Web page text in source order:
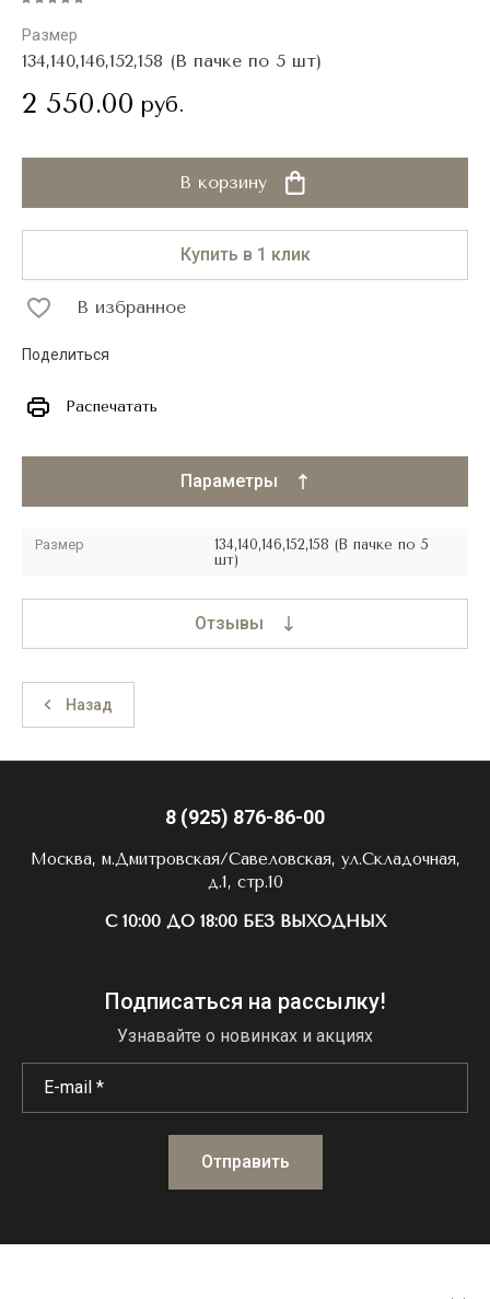
Размер
134,140,146,152,158 (В пачке по 5 шт)
2 550.00 руб.
В корзину
Купить в 1 клик
В избранное
Поделиться
Распечатать
Параметры
Размер
134,140,146,152,158 (В пачке по 5
шт)
Отзывы
Назад
8 (925) 876-86-00
Москва, м.Дмитровская/Савеловская, ул.Складочная,
д.1, стр.10
С 10:00 ДО 18:00 БЕЗ ВЫХОДНЫХ
Подписаться на рассылку!
Узнавайте о новинках и акциях
Отправить